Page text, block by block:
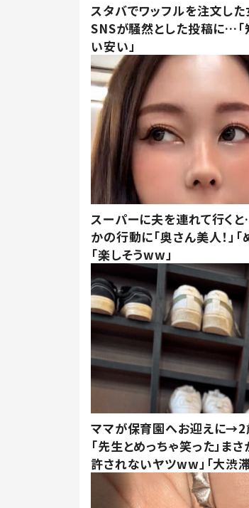
スタバでワッフルを注文した
SNSが騒然とした投稿に…「
い安い」
スーパーに夫を連れて行く
かの行動に「奥さん美人！」
「楽しそうww」
ママが保育園へお迎えに
「先生とめっちゃ笑った」ま
許されないヤツww」「大渋